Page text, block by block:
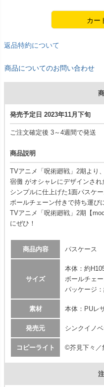
カー
返品特約について
商品についてのお問い合わせ
発売予定日 2023年11月下旬
ご注文確定後 3～4週間で発送
商品説明
TVアニメ「呪術廻戦」2期より
宿儺 がオシャレにデザインされ
シンプルに仕上げた1面パスケー
ボールチェーン付きで持ち運び
TVアニメ「呪術廻戦」2期【
にぜひ！
商品内容 パスケース
サイズ
本体：約
ボールチェ
パッケージ
素材 本体：PUレ
発売元 シンクイノ
コピーライト ©芥見下々／